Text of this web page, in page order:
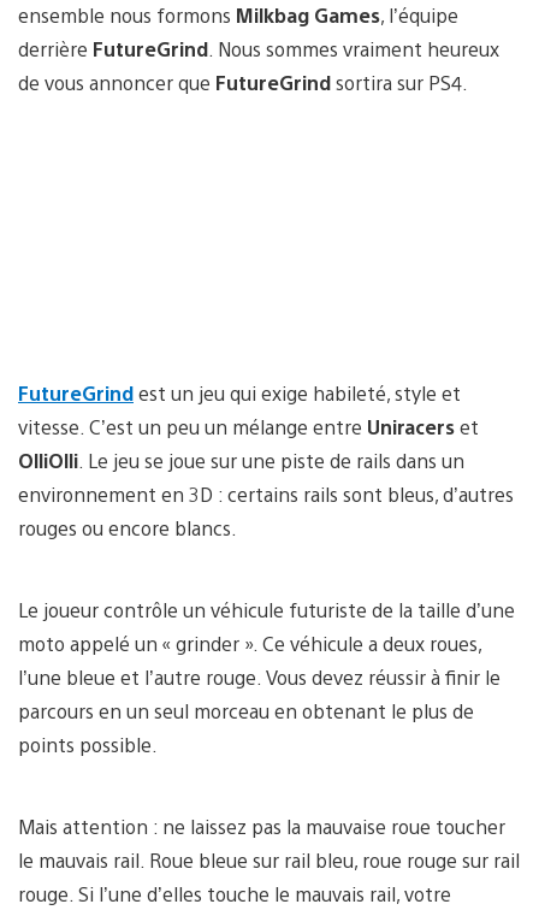
ensemble nous formons Milkbag Games, l’équipe
derrière FutureGrind . Nous sommes vraiment heureux
de vous annoncer que FutureGrindsortira sur PS4.
FutureGrindest un jeu qui exige habileté, style et
vitesse. C’est un peu un mélange entre Uniracerset
OlliOlli . Le jeu se joue sur une piste de rails dans un
environnement en 3D : certains rails sont bleus, d’autres
rouges ou encore blancs.
Le joueur contrôle un véhicule futuriste de la taille d’une
moto appelé un « grinder ». Ce véhicule a deux roues,
l’une bleue et l’autre rouge. Vous devez réussir à finir le
parcours en un seul morceau en obtenant le plus de
points possible.
Mais attention : ne laissez pas la mauvaise roue toucher
le mauvais rail. Roue bleue sur rail bleu, roue rouge sur rail
rouge. Si l’une d’elles touche le mauvais rail, votre